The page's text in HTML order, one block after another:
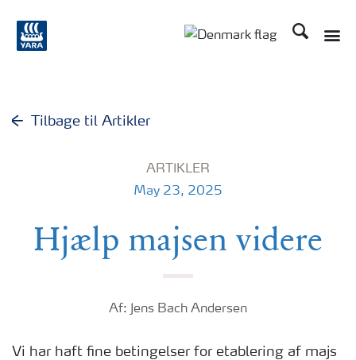
Søg
Tilbage til Artikler
ARTIKLER
May 23, 2025
Hjælp majsen videre
Af: Jens Bach Andersen
Vi har haft fine betingelser for etablering af majs